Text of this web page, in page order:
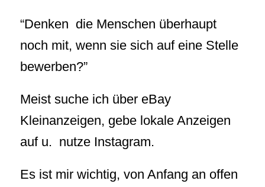
“Denken die Menschen überhaupt
noch mit, wenn sie sich auf eine Stelle
bewerben?”
Meist suche ich über eBay
Kleinanzeigen, gebe lokale Anzeigen
auf u. nutze Instagram.
Es ist mir wichtig, von Anfang an offen